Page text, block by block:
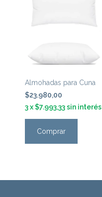
Almohadas para Cuna
$23.980,00
3x$7.993,33sin interés
Comprar